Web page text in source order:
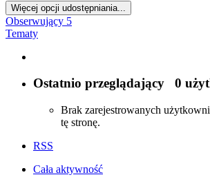
Więcej opcji udostępniania...
Obserwujący 5
Tematy
Ostatnio przeglądający 0
Brak zarejestrowanych
tę stronę.
RSS
Cała aktywność